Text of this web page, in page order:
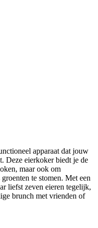
apparaat dat jouw
Deze eierkoker biedt je de
maar ook om
te stomen. Met een
liefst zeven eieren tegelijk,
brunch met vrienden of